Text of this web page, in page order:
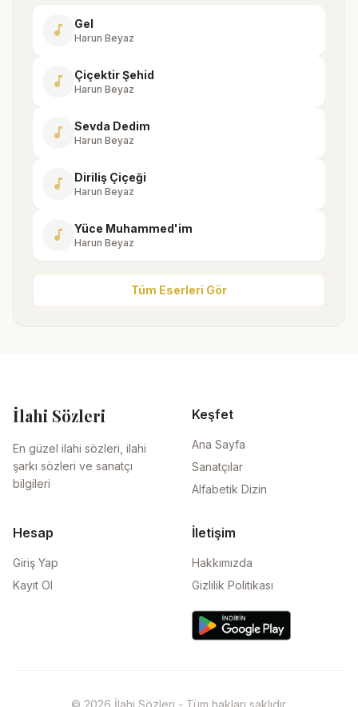
music_note Gel
Harun Beyaz
music_note Çiçektir Şehid
Harun Beyaz
music_note Sevda Dedim
Harun Beyaz
music_note Diriliş Çiçeği
Harun Beyaz
music_note Yüce Muhammed'im
Harun Beyaz
Tüm Eserleri Gör
İlahi Sözleri
En güzel ilahi sözleri, ilahi
şarkı sözleri ve sanatçı
bilgileri
Keşfet
Ana Sayfa
Sanatçılar
Alfabetik Dizin
Hesap
Giriş Yap
Kayıt Ol
İletişim
Hakkımızda
Gizlilik Politikası
© 2026 İlahi Sözleri - Tüm hakları saklıdır.